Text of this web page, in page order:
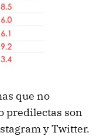
que no
predilectas son
y Twitter.